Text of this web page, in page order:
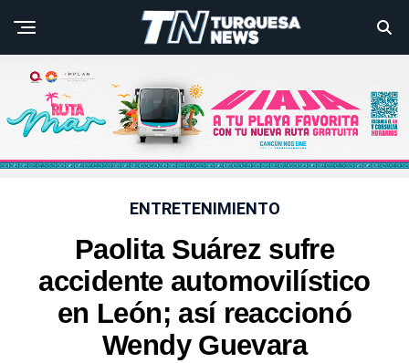
ENTRETENIMIENTO
Paolita Suárez sufre
accidente automovilístico
en León; así reaccionó
Wendy Guevara